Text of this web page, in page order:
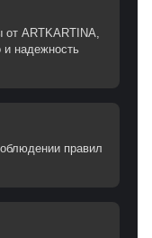
от ARTKARTINA,
надежность
правил